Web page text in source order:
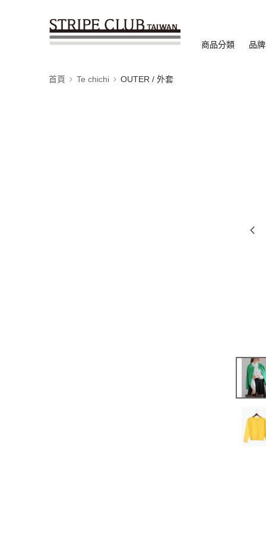
商品分類 品
首頁 Te chichi OUTER / 外套